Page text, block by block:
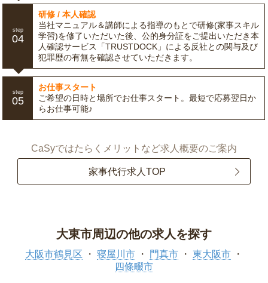
step
04
研修 / 本人確認
当社マニュアル＆講師による指導のもとで研修(家事スキル
学習)を修了いただいた後、公的身分証をご提出いただき本
人確認サービス「TRUSTDOCK」による反社との関与及び
犯罪歴の有無を確認させていただきます。
step
05
お仕事スタート
ご希望の日時と場所でお仕事スタート。最短で応募翌日か
らお仕事可能♪
CaSyではたらくメリットなど求人概要のご案内
家事代行求人TOP
大東市周辺の他の求人を探す
大阪市鶴見区 寝屋川市 門真市
東大阪市
四條畷市